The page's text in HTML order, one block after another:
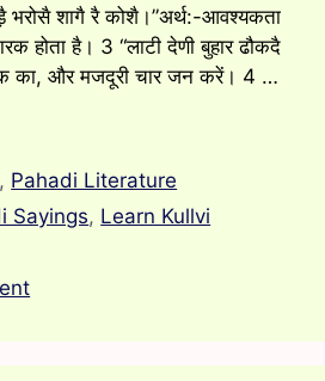
भरोसै शागै रै कोशै।”अर्थ:-आवश्यकता
होता है। 3 “लाटी देणी बुहार ढौकदै
का, और मजदूरी चार जन करें। 4 …
, Pahadi Literature
Sayings, Learn Kullvi